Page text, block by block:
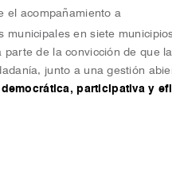
el acompañamiento a
municipales en siete
parte de la convicción de que la
junto a una gestión
participativa y